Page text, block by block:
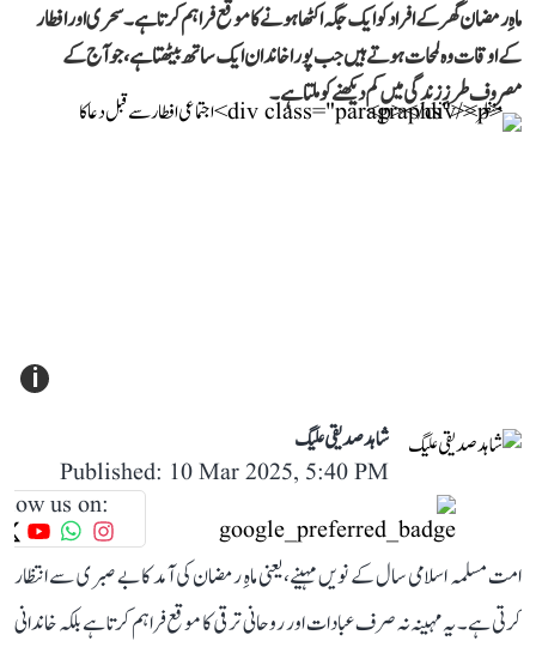
ماہِ رمضان گھر کے افراد کو ایک جگہ اکٹھا ہونے کا موقع فراہم کرتا ہے۔ سحری اور افطار
کے اوقات وہ لمحات ہوتے ہیں جب پورا خاندان ایک ساتھ بیٹھتا ہے، جو آج کے
مصروف طرزِ زندگی میں کم دیکھنے کو ملتا ہے۔
i
شاہد صدیقی علیگ
Published: 10 Mar 2025, 5:40 PM
us on:
امت مسلمہ اسلامی سال کے نویں مہینے، یعنی ماہِ رمضان کی آمد کا بے صبری سے انتظار
کرتی ہے۔ یہ مہینہ نہ صرف عبادات اور روحانی ترقی کا موقع فراہم کرتا ہے بلکہ خاندانی